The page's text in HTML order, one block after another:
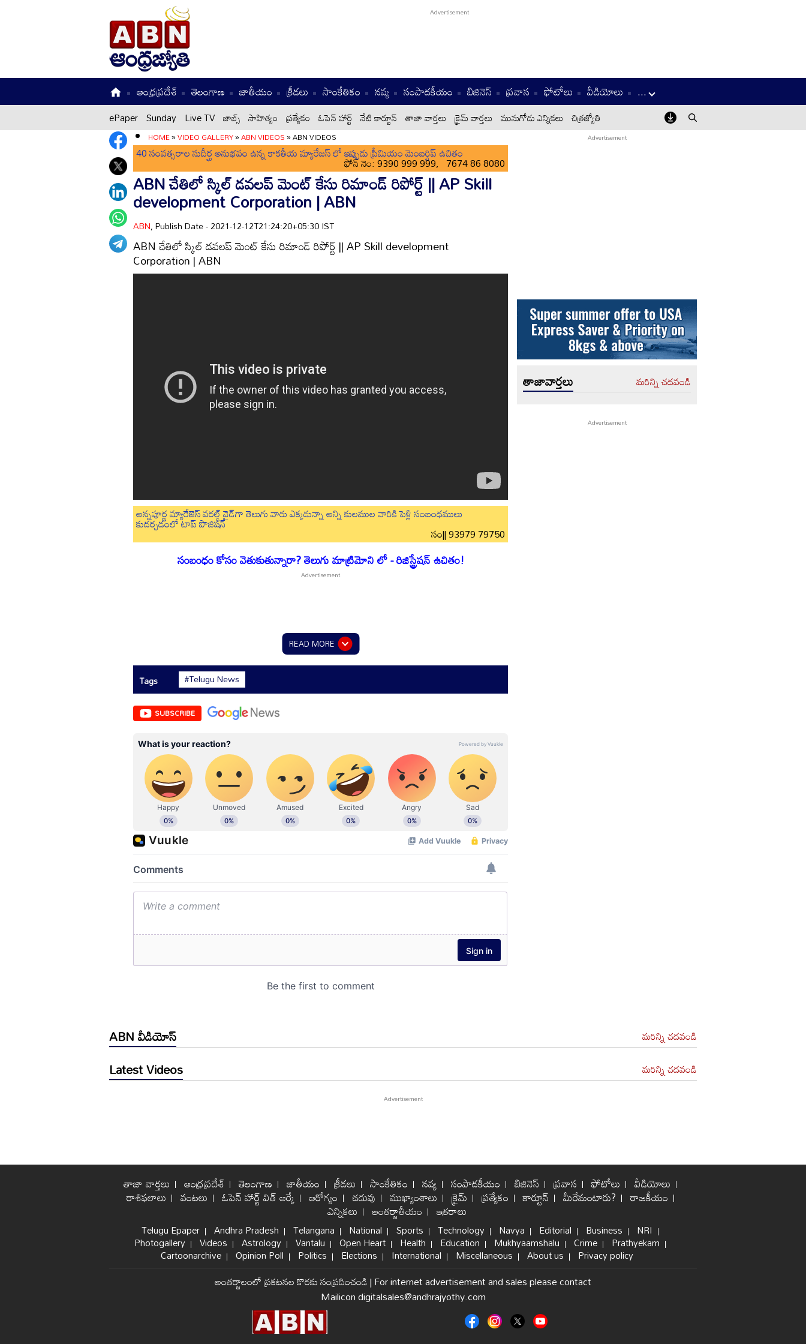
ఆంధ్రప్రదేశ్ తెలంగాణ జాతీయం క్రీడలు సాంకేతికం నవ్య సంపాదకీయం బిజినెస్ ప్రవాస ఫోటోలు వీడియోలు ...
ePaper Sunday Live TV జాబ్స్ సాహిత్యం ప్రత్యేకం ఓపెన్ హార్ట్ నేటి కార్టూన్ తాజా వార్తలు క్రైమ్ వార్తలు మునుగోడు ఎన్నికలు చిత్రజ్యోతి
HOME»VIDEO GALLERY»ABN VIDEOS»ABN VIDEOS
40 సంవత్సరాల సుదీర్ఘ అనుభవం ఉన్న కాకతీయ మ్యారేజస్ లో ఇప్పుడు ప్రీమియం మెంబర్షిప్ ఉచితం
ఫోన్ నెం: 9390 999 999, 7674 86 8080
ABN చేతిలో స్కిల్ డవలప్ మెంట్ కేసు రిమాండ్ రిపోర్ట్ || AP Skill
development Corporation | ABN
ABN, Publish Date - 2021-12-12T21:24:20+05:30 IST
ABN చేతిలో స్కిల్ డవలప్ మెంట్ కేసు రిమాండ్ రిపోర్ట్ || AP Skill development
Corporation | ABN
అన్నపూర్ణ మ్యారేజెస్ వరల్డ్ వైడ్‌గా తెలుగు వారు ఎక్కడున్నా అన్ని కులముల వారికి పెళ్లి సంబంధములు
కుదర్చడంలో టాప్ పొజిషన్
సం|| 93979 79750
సంబంధం కోసం వెతుకుతున్నారా? తెలుగు మాట్రిమోని లో - రిజిస్ట్రేషన్ ఉచితం!
READ MORE
Tags #Telugu News
SUBSCRIBE
తాజావార్తలు మరిన్ని చదవండి
ABN వీడియోస్ మరిన్ని చదవండి
Latest Videos మరిన్ని చదవండి
తాజా వార్తలు ఆంధ్రప్రదేశ్ తెలంగాణ జాతీయం క్రీడలు సాంకేతికం నవ్య సంపాదకీయం బిజినెస్ ప్రవాస ఫోటోలు వీడియోలు
రాశిఫలాలు వంటలు ఓపెన్ హార్ట్ విత్ ఆర్కే ఆరోగ్యం చదువు ముఖ్యాంశాలు క్రైమ్ ప్రత్యేకం కార్టూన్ మీరేమంటారు? రాజకీయం
ఎన్నికలు అంతర్జాతీయం ఇతరాలు
Telugu Epaper Andhra Pradesh Telangana National Sports Technology Navya Editorial Business NRI
Photogallery Videos Astrology Vantalu Open Heart Health Education Mukhyaamshalu Crime Prathyekam
Cartoonarchive Opinion Poll Politics Elections International Miscellaneous About us Privacy policy
అంతర్జాలంలో ప్రకటనల కొరకు సంప్రదించండి|For internet advertisement and sales please contact
Mailicon digitalsales@andhrajyothy.com